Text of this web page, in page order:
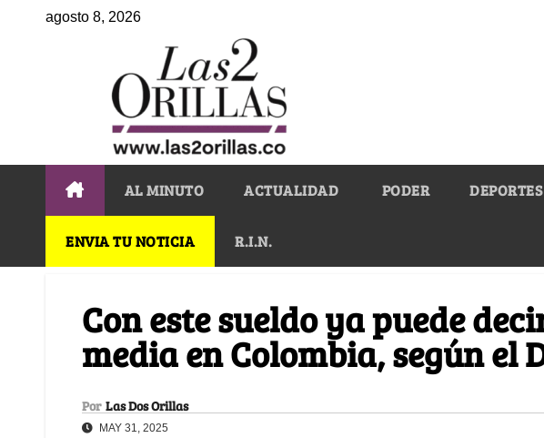
agosto 8, 2026
AL MINUTO ACTUALIDAD PODER DEPORTES
ENVIA TU NOTICIA R.I.N.
Con este sueldo ya puede
media en Colombia, según el
Por Las Dos Orillas
MAY 31, 2025